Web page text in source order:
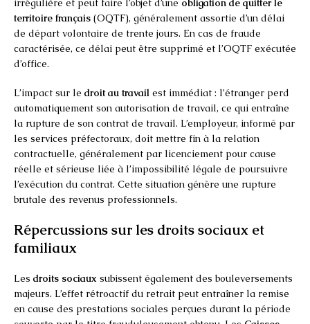
irrégulière et peut faire l’objet d’une obligation de quitter le
territoire français (OQTF), généralement assortie d’un délai
de départ volontaire de trente jours. En cas de fraude
caractérisée, ce délai peut être supprimé et l’OQTF exécutée
d’office.
L’impact sur le droit au travail est immédiat : l’étranger perd
automatiquement son autorisation de travail, ce qui entraîne
la rupture de son contrat de travail. L’employeur, informé par
les services préfectoraux, doit mettre fin à la relation
contractuelle, généralement par licenciement pour cause
réelle et sérieuse liée à l’impossibilité légale de poursuivre
l’exécution du contrat. Cette situation génère une rupture
brutale des revenus professionnels.
Répercussions sur les droits sociaux et
familiaux
Les droits sociaux subissent également des bouleversements
majeurs. L’effet rétroactif du retrait peut entraîner la remise
en cause des prestations sociales perçues durant la période